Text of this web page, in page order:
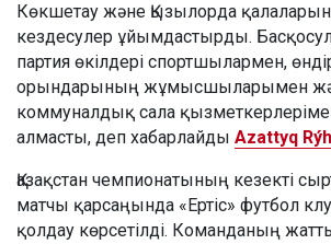
Көкшетау және Қызылорда
кездесулер ұйымдастырды.
партия өкілдері спортшылармен,
орындарының жұмысшыларымен
коммуналдық сала
алмасты, деп хабарлайды Azattyq
Қазақстан чемпионатының кезекті
матчы қарсаңында «Ертіс» футбол
қолдау көрсетілді. Команданың